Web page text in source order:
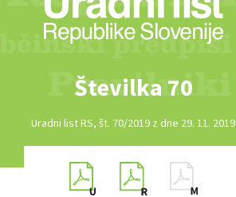
Številka 70
Uradni list RS, št. 70/2019 z dne 29. 11. 2019